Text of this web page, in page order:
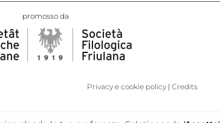
promosso da
Privacy e cookie policy Credits